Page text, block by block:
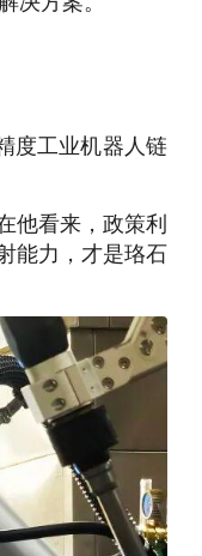
度工业机器人链
他看来，政策利
能力，才是珞石